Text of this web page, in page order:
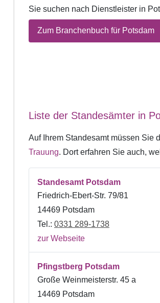
Sie suchen nach Dienstleister in
Zum Branchenbuch für Potsdam
Liste der Standesämter in
Auf Ihrem Standesamt müssen Sie
Trauung. Dort erfahren Sie auch,
Standesamt Potsdam
Friedrich-Ebert-Str. 79/81
14469 Potsdam
Tel.: 0331 289-1738
zur Webseite
Pfingstberg Potsdam
Große Weinmeisterstr. 45 a
14469 Potsdam